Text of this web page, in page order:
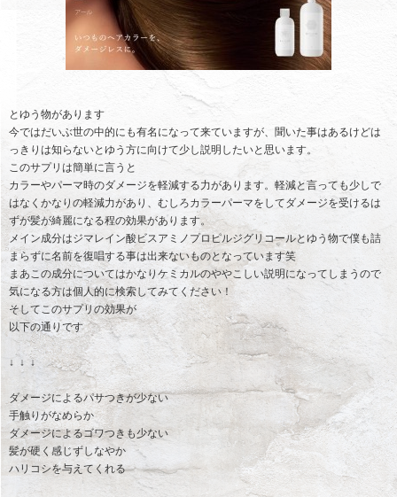
とゆう物があります
今ではだいぶ世の中的にも有名になって来ていますが、聞いた事はあるけどは
っきりは知らないとゆう方に向けて少し説明したいと思います。
このサプリは簡単に言うと
カラーやパーマ時のダメージを軽減する力があります。軽減と言っても少しで
はなくかなりの軽減力があり、むしろカラーパーマをしてダメージを受けるは
ずが髪が綺麗になる程の効果があります。
メイン成分はジマレイン酸ビスアミノプロピルジグリコールとゆう物で僕も詰
まらずに名前を復唱する事は出来ないものとなっています笑
まあこの成分についてはかなりケミカルのややこしい説明になってしまうので
気になる方は個人的に検索してみてください！
そしてこのサプリの効果が
以下の通りです
↓ ↓ ↓
ダメージによるパサつきが少ない
手触りがなめらか
ダメージによるゴワつきも少ない
髪が硬く感じずしなやか
ハリコシを与えてくれる